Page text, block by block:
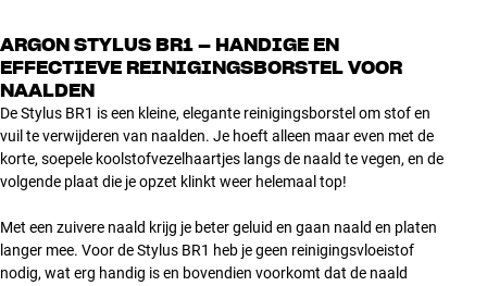
ARGON STYLUS BR1 – HANDIGE EN
EFFECTIEVE REINIGINGSBORSTEL VOOR
NAALDEN
De Stylus BR1 is een kleine, elegante reinigingsborstel om stof en
vuil te verwijderen van naalden. Je hoeft alleen maar even met de
korte, soepele koolstofvezelhaartjes langs de naald te vegen, en de
volgende plaat die je opzet klinkt weer helemaal top!
Met een zuivere naald krijg je beter geluid en gaan naald en platen
langer mee. Voor de Stylus BR1 heb je geen reinigingsvloeistof
nodig, wat erg handig is en bovendien voorkomt dat de naald